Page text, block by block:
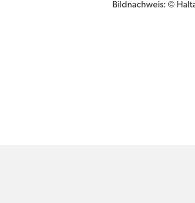
Bildnachweis: ©